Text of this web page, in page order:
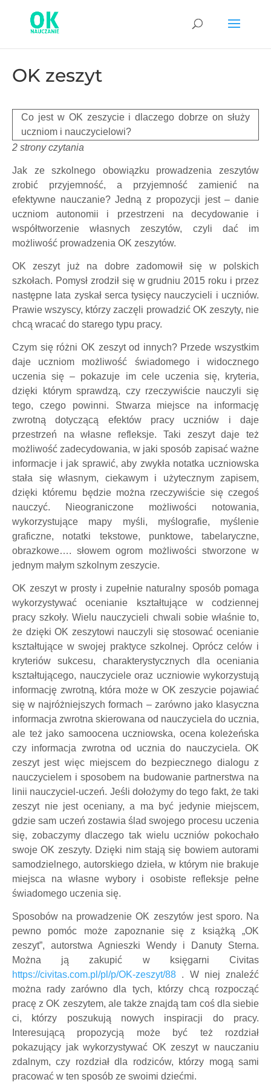
OK zeszyt
Co jest w OK zeszycie i dlaczego dobrze on służy
uczniom i nauczycielowi?
2 strony czytania
Jak ze szkolnego obowiązku prowadzenia zeszytów
zrobić przyjemność, a przyjemność zamienić na
efektywne nauczanie? Jedną z propozycji jest – danie
uczniom autonomii i przestrzeni na decydowanie i
współtworzenie własnych zeszytów, czyli dać im
możliwość prowadzenia OK zeszytów.
OK zeszyt już na dobre zadomowił się w polskich
szkołach. Pomysł zrodził się w grudniu 2015 roku i przez
następne lata zyskał serca tysięcy nauczycieli i uczniów.
Prawie wszyscy, którzy zaczęli prowadzić OK zeszyty, nie
chcą wracać do starego typu pracy.
Czym się różni OK zeszyt od innych? Przede wszystkim
daje uczniom możliwość świadomego i widocznego
uczenia się – pokazuje im cele uczenia się, kryteria,
dzięki którym sprawdzą, czy rzeczywiście nauczyli się
tego, czego powinni. Stwarza miejsce na informację
zwrotną dotyczącą efektów pracy uczniów i daje
przestrzeń na własne refleksje. Taki zeszyt daje też
możliwość zadecydowania, w jaki sposób zapisać ważne
informacje i jak sprawić, aby zwykła notatka uczniowska
stała się własnym, ciekawym i użytecznym zapisem,
dzięki któremu będzie można rzeczywiście się czegoś
nauczyć. Nieograniczone możliwości notowania,
wykorzystujące mapy myśli, myślografie, myślenie
graficzne, notatki tekstowe, punktowe, tabelaryczne,
obrazkowe…. słowem ogrom możliwości stworzone w
jednym małym szkolnym zeszycie.
OK zeszyt w prosty i zupełnie naturalny sposób pomaga
wykorzystywać ocenianie kształtujące w codziennej
pracy szkoły. Wielu nauczycieli chwali sobie właśnie to,
że dzięki OK zeszytowi nauczyli się stosować ocenianie
kształtujące w swojej praktyce szkolnej. Oprócz celów i
kryteriów sukcesu, charakterystycznych dla oceniania
kształtującego, nauczyciele oraz uczniowie wykorzystują
informację zwrotną, która może w OK zeszycie pojawiać
się w najróżniejszych formach – zarówno jako klasyczna
informacja zwrotna skierowana od nauczyciela do ucznia,
ale też jako samoocena uczniowska, ocena koleżeńska
czy informacja zwrotna od ucznia do nauczyciela. OK
zeszyt jest więc miejscem do bezpiecznego dialogu z
nauczycielem i sposobem na budowanie partnerstwa na
linii nauczyciel-uczeń. Jeśli dołożymy do tego fakt, że taki
zeszyt nie jest oceniany, a ma być jedynie miejscem,
gdzie sam uczeń zostawia ślad swojego procesu uczenia
się, zobaczymy dlaczego tak wielu uczniów pokochało
swoje OK zeszyty. Dzięki nim stają się bowiem autorami
samodzielnego, autorskiego dzieła, w którym nie brakuje
miejsca na własne wybory i osobiste refleksje pełne
świadomego uczenia się.
Sposobów na prowadzenie OK zeszytów jest sporo. Na
pewno pomóc może zapoznanie się z książką „OK
zeszyt”, autorstwa Agnieszki Wendy i Danuty Sterna.
Można ją zakupić w księgarni Civitas
https://civitas.com.pl/pl/p/OK-zeszyt/88 . W niej znaleźć
można rady zarówno dla tych, którzy chcą rozpocząć
pracę z OK zeszytem, ale także znajdą tam coś dla siebie
ci, którzy poszukują nowych inspiracji do pracy.
Interesującą propozycją może być też rozdział
pokazujący jak wykorzystywać OK zeszyt w nauczaniu
zdalnym, czy rozdział dla rodziców, którzy mogą sami
pracować w ten sposób ze swoimi dziećmi.